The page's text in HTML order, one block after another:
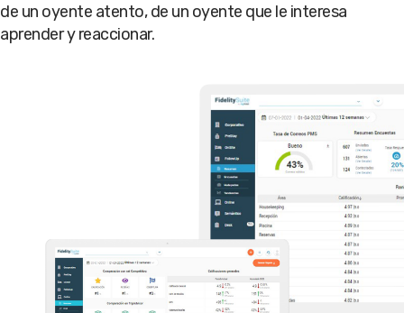
de un oyente atento, de un oyente que le interesa
aprender y reaccionar.